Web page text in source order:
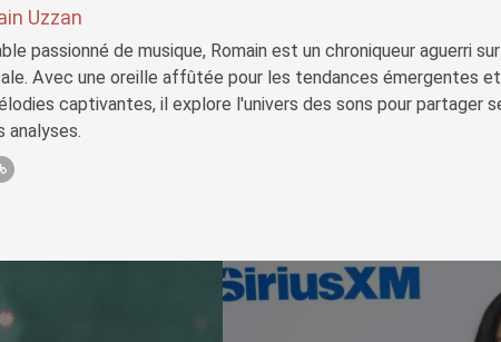
Uzzan
passionné de musique, Romain est un chroniqueur aguerri
Avec une oreille affûtée pour les tendances émergentes et
captivantes, il explore l'univers des sons pour partager
analyses.